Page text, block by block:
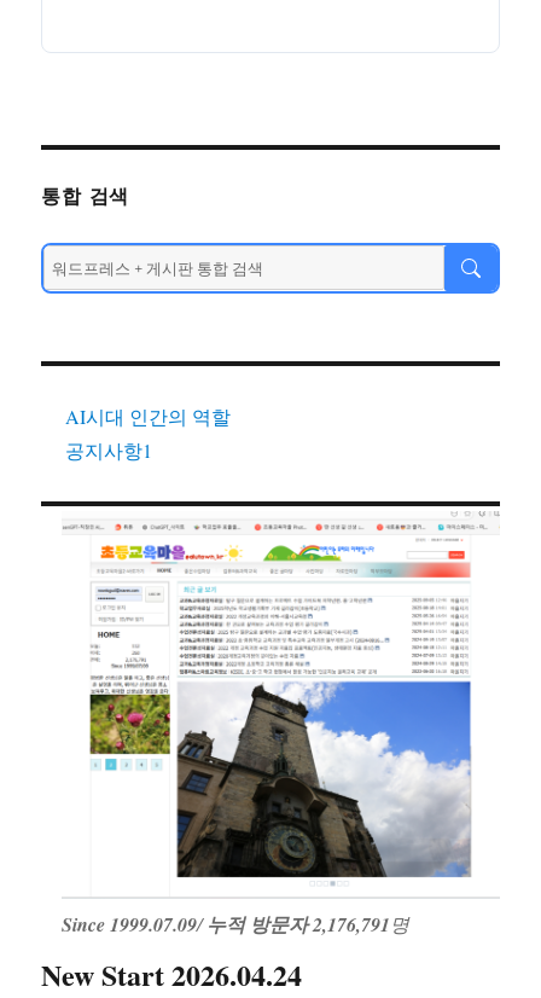
통합 검색
AI시대 인간의 역할
공지사항1
Since 1999.07.09/누적 방문자 2,176,791명
New Start 2026.04.24